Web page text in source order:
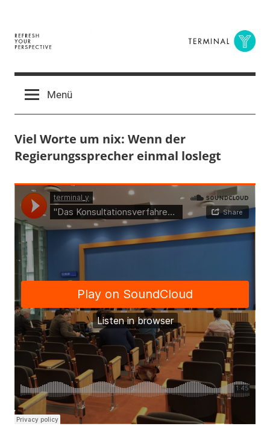
springen
Terminal
Y
Digital
BusinessMenü
Viel Worte um nix: Wenn der
Regierungssprecher einmal loslegt
Juni
2015
terminal-
et
orbi